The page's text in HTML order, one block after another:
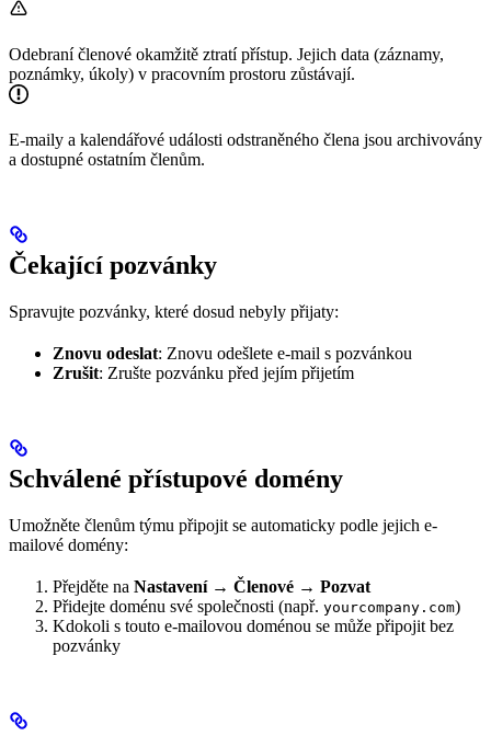
Odebraní členové okamžitě ztratí přístup. Jejich data (záznamy,
poznámky, úkoly) v pracovním prostoru zůstávají.
E-maily a kalendářové události odstraněného člena jsou archivovány
a dostupné ostatním členům.
Čekající pozvánky
Spravujte pozvánky, které dosud nebyly přijaty:
Znovu odeslat: Znovu odešlete e-mail s pozvánkou
Zrušit: Zrušte pozvánku před jejím přijetím
Schválené přístupové domény
Umožněte členům týmu připojit se automaticky podle jejich e-
mailové domény:
Přejděte na Nastavení → Členové → Pozvat
Přidejte doménu své společnosti (např. yourcompany.com)
Kdokoli s touto e-mailovou doménou se může připojit bez
pozvánky